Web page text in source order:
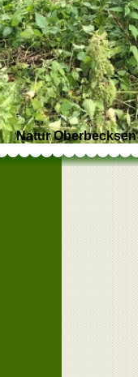
Natur Oberbecksen